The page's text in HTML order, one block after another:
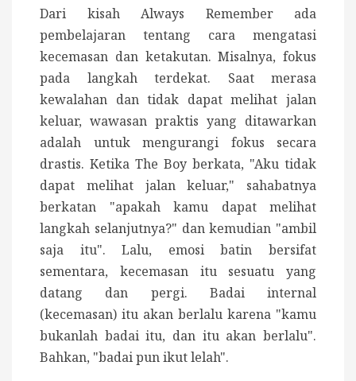
Dari kisah Always Remember ada
pembelajaran tentang cara mengatasi
kecemasan dan ketakutan. Misalnya, fokus
pada langkah terdekat. Saat merasa
kewalahan dan tidak dapat melihat jalan
keluar, wawasan praktis yang ditawarkan
adalah untuk mengurangi fokus secara
drastis. Ketika The Boy berkata, "Aku tidak
dapat melihat jalan keluar," sahabatnya
berkatan "apakah kamu dapat melihat
langkah selanjutnya?" dan kemudian "ambil
saja itu". Lalu, emosi batin bersifat
sementara, kecemasan itu sesuatu yang
datang dan pergi. Badai internal
(kecemasan) itu akan berlalu karena "kamu
bukanlah badai itu, dan itu akan berlalu".
Bahkan, "badai pun ikut lelah".